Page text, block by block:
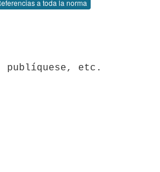
a toda la norma